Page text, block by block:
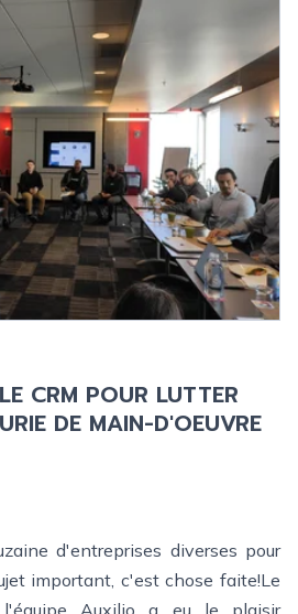
CRM POUR LUTTER
DE MAIN-D'OEUVRE
d'entreprises diverses pour
important, c'est chose faite!Le